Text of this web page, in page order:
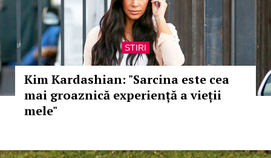
STIRI
Kim Kardashian: "Sarcina este cea
mai groaznică experiență a vieții
mele"